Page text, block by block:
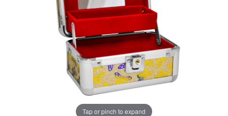
Tap or pinch to expand
Tap or pinch to expand